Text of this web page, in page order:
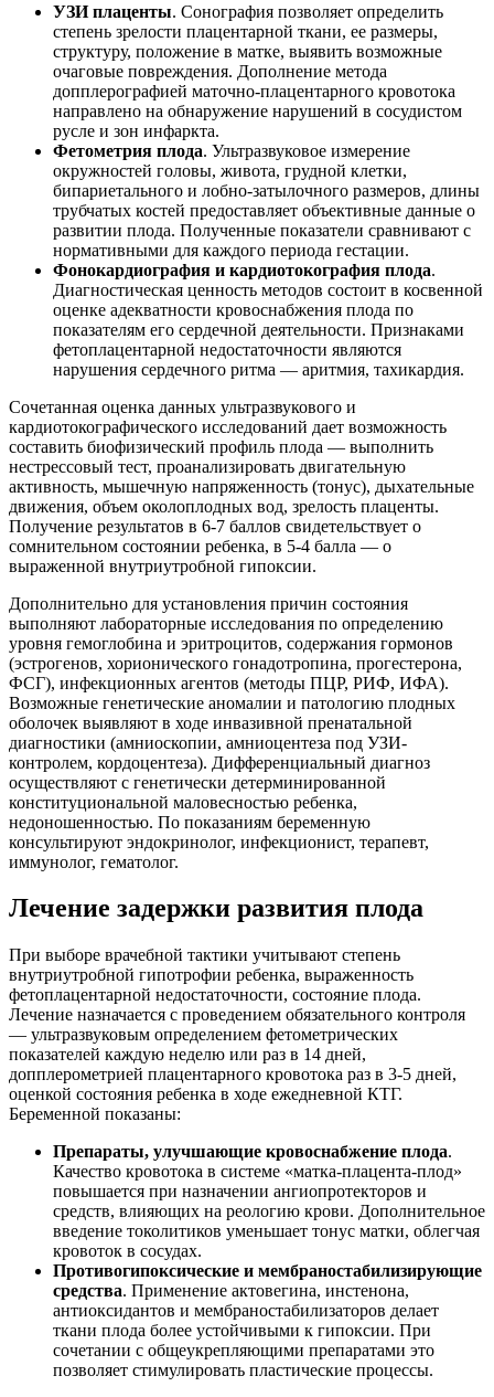
УЗИ плаценты. Сонография позволяет определить
степень зрелости плацентарной ткани, ее размеры,
структуру, положение в матке, выявить возможные
очаговые повреждения. Дополнение метода
допплерографией маточно-плацентарного кровотока
направлено на обнаружение нарушений в сосудистом
русле и зон инфаркта.
Фетометрия плода. Ультразвуковое измерение
окружностей головы, живота, грудной клетки,
бипариетального и лобно-затылочного размеров, длины
трубчатых костей предоставляет объективные данные о
развитии плода. Полученные показатели сравнивают с
нормативными для каждого периода гестации.
Фонокардиография и кардиотокография плода.
Диагностическая ценность методов состоит в косвенной
оценке адекватности кровоснабжения плода по
показателям его сердечной деятельности. Признаками
фетоплацентарной недостаточности являются
нарушения сердечного ритма — аритмия, тахикардия.
Сочетанная оценка данных ультразвукового и
кардиотокографического исследований дает возможность
составить биофизический профиль плода — выполнить
нестрессовый тест, проанализировать двигательную
активность, мышечную напряженность (тонус), дыхательные
движения, объем околоплодных вод, зрелость плаценты.
Получение результатов в 6-7 баллов свидетельствует о
сомнительном состоянии ребенка, в 5-4 балла — о
выраженной внутриутробной гипоксии.
Дополнительно для установления причин состояния
выполняют лабораторные исследования по определению
уровня гемоглобина и эритроцитов, содержания гормонов
(эстрогенов, хорионического гонадотропина, прогестерона,
ФСГ), инфекционных агентов (методы ПЦР, РИФ, ИФА).
Возможные генетические аномалии и патологию плодных
оболочек выявляют в ходе инвазивной пренатальной
диагностики (амниоскопии, амниоцентеза под УЗИ-
контролем, кордоцентеза). Дифференциальный диагноз
осуществляют с генетически детерминированной
конституциональной маловесностью ребенка,
недоношенностью. По показаниям беременную
консультируют эндокринолог, инфекционист, терапевт,
иммунолог, гематолог.
Лечение задержки развития плода
При выборе врачебной тактики учитывают степень
внутриутробной гипотрофии ребенка, выраженность
фетоплацентарной недостаточности, состояние плода.
Лечение назначается с проведением обязательного контроля
— ультразвуковым определением фетометрических
показателей каждую неделю или раз в 14 дней,
допплерометрией плацентарного кровотока раз в 3-5 дней,
оценкой состояния ребенка в ходе ежедневной КТГ.
Беременной показаны:
Препараты, улучшающие кровоснабжение плода.
Качество кровотока в системе «матка-плацента-плод»
повышается при назначении ангиопротекторов и
средств, влияющих на реологию крови. Дополнительное
введение токолитиков уменьшает тонус матки, облегчая
кровоток в сосудах.
Противогипоксические и мембраностабилизирующие
средства. Применение актовегина, инстенона,
антиоксидантов и мембраностабилизаторов делает
ткани плода более устойчивыми к гипоксии. При
сочетании с общеукрепляющими препаратами это
позволяет стимулировать пластические процессы.